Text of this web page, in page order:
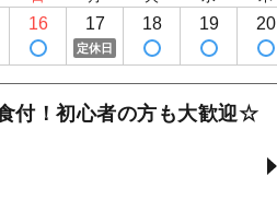
16 17
定休日
18 19 20
付！初心者の方も大歓迎☆